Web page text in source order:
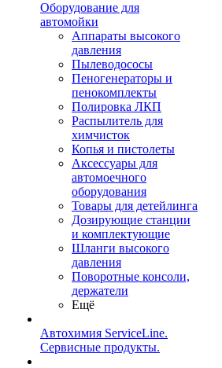
Оборудование для
автомойки
Аппараты высокого
давления
Пылеводососы
Пеногенераторы и
пенокомплекты
Полировка ЛКП
Распылитель для
химчисток
Копья и пистолеты
Аксессуары для
автомоечного
оборудования
Товары для детейлинга
Дозирующие станции
и комплектующие
Шланги высокого
давления
Поворотные консоли,
держатели
Ещё
Автохимия ServiceLine.
Сервисные продукты.